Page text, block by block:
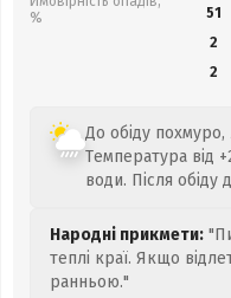
%
51
2
2
До обіду
Температура від
води. Після обіду
Народні прикмети:
теплі краї. Якщо
ранньою."